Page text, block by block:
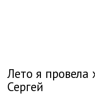
Лето я провела
Сергей